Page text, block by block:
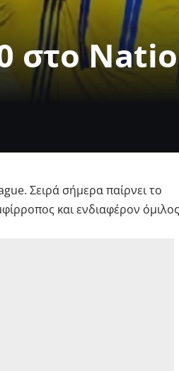
στο
Σειρά σήμερα παίρνει το
και ενδιαφέρον όμιλος